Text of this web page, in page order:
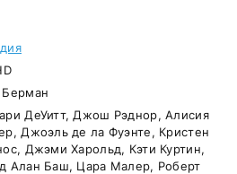
Берман
ДеУитт, Джош Рэднор, Алисия
Джоэль де ла Фуэнте, Кристен
Джэми Харольд, Кэти Куртин,
Алан Баш, Цара Малер, Роберт